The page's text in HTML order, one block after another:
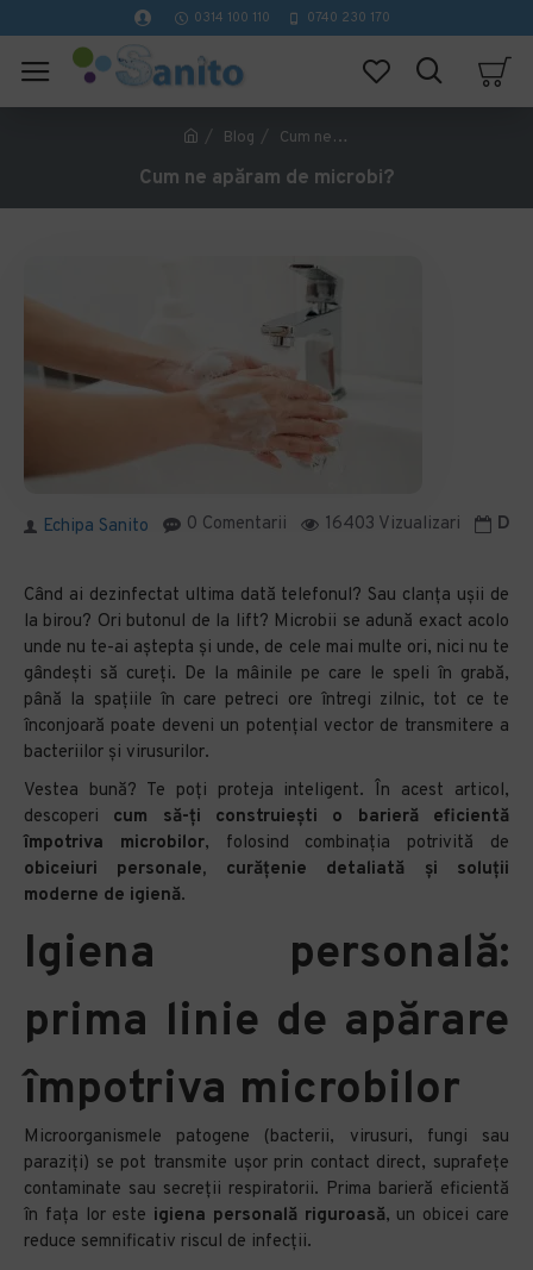
0314 100 110 0740 230 170
Blog Cum ne apăram de microbi?
Cum ne apăram de microbi?
Echipa Sanito 0 Comentarii 16403 Vizualizari
Când ai dezinfectat ultima dată telefonul? Sau clanța ușii de
la birou? Ori butonul de la lift? Microbii se adună exact acolo
unde nu te-ai aștepta și unde, de cele mai multe ori, nici nu te
gândești să cureți. De la mâinile pe care le speli în grabă,
până la spațiile în care petreci ore întregi zilnic, tot ce te
înconjoară poate deveni un potențial vector de transmitere a
bacteriilor și virusurilor.
Vestea bună? Te poți proteja inteligent. În acest articol,
descoperi cum să-ți construiești o barieră eficientă
împotriva microbilor, folosind combinația potrivită de
obiceiuri personale, curățenie detaliată și soluții
moderne de igienă.
Igiena personală:
prima linie de apărare
împotriva microbilor
Microorganismele patogene (bacterii, virusuri, fungi sau
paraziți) se pot transmite ușor prin contact direct, suprafețe
contaminate sau secreții respiratorii. Prima barieră eficientă
în fața lor este igiena personală riguroasă, un obicei care
reduce semnificativ riscul de infecții.